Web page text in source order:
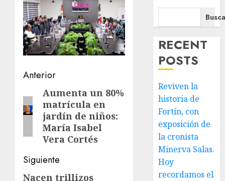
Navegación
de
entradas
Anterior
Entrada
anterior:
Aumenta un 80%
matrícula en
jardín de niños:
María Isabel
Vera Cortés
Siguiente
Nacen trillizos
RECENT
POSTS
Reviven la
historia de
Fortín, con
exposición de
la cronista
Minerva Salas.
Hoy
recordamos el